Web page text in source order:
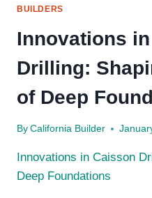
BUILDERS
Innovations
Drilling:
of Deep
By California Builder
Innovations in Caisson
Deep Foundations